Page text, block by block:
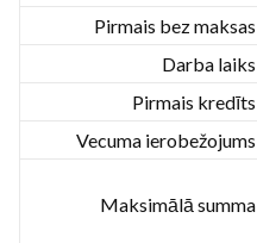
Pirmais bez maksas
Darba laiks
Pirmais kredīts
Vecuma ierobežojums
Maksimālā summa